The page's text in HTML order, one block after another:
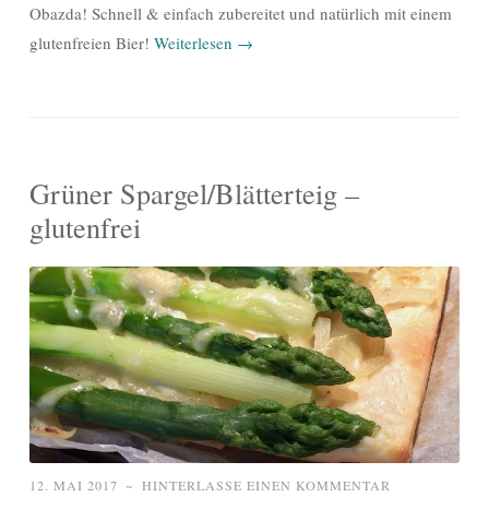
Obazda! Schnell & einfach zubereitet und natürlich mit einem
glutenfreien Bier! Weiterlesen →
Grüner Spargel/Blätterteig –
glutenfrei
12. MAI 2017 ~ HINTERLASSE EINEN KOMMENTAR